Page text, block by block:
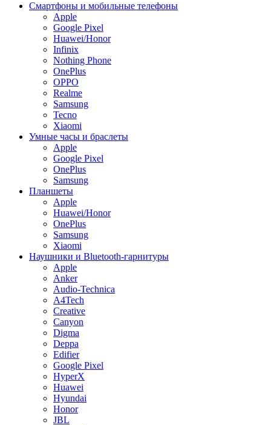
Смартфоны и мобильные телефоны
Apple
Google Pixel
Huawei/Honor
Infinix
Nothing Phone
OnePlus
OPPO
Realme
Samsung
Tecno
Xiaomi
Умные часы и браслеты
Apple
Google Pixel
OnePlus
Samsung
Планшеты
Apple
Huawei/Honor
OnePlus
Samsung
Xiaomi
Наушники и Bluetooth-гарнитуры
Apple
Anker
Audio-Technica
A4Tech
Creative
Canyon
Digma
Deppa
Edifier
Google Pixel
HyperX
Huawei
Hyundai
Honor
JBL